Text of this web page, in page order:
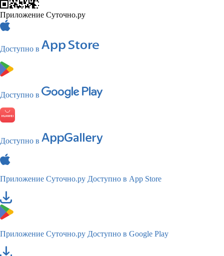
Приложение Суточно.ру
Доступно в
Доступно в
Доступно в
Приложение Суточно.ру Доступно в App Store
Приложение Суточно.ру Доступно в Google Play